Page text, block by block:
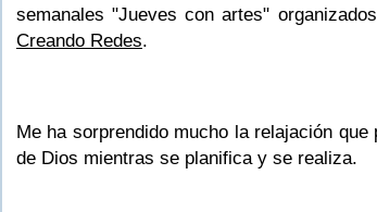
semanales "Jueves con artes"
Creando Redes.
Me ha sorprendido mucho la relajación que
de Dios mientras se planifica y se realiza.